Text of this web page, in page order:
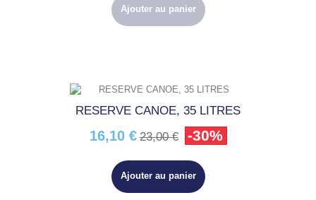
Ajouter au panier
RESERVE CANOE, 35 LITRES
16,10 € 23,00 € -30%
Ajouter au panier